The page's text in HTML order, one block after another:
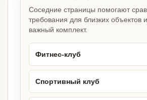
Соседние страницы помогают
требования для близких объектов
важный комплект.
Фитнес-клуб
Спортивный клуб